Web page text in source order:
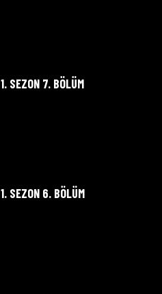
1. SEZON 7. BÖLÜM
1. SEZON 6. BÖLÜM